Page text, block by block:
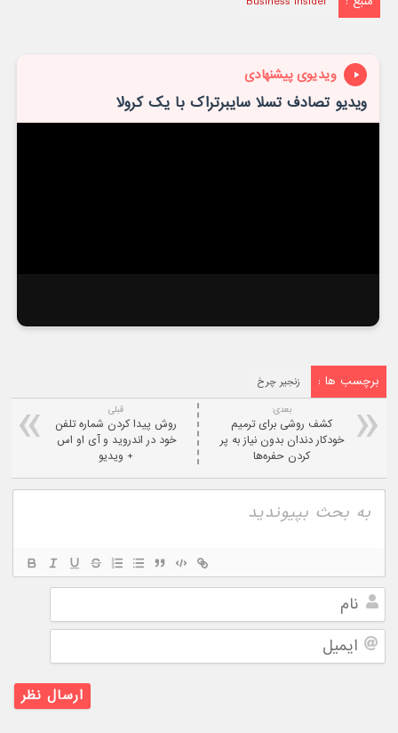
ویدیوی پیشنهادی
ویدیو تصادف تسلا سایبرتراک با یک کرولا
برچسب ها : زنجیر چرخ
قبلی
روش پیدا کردن شماره تلفن
خود در اندروید و آی او اس
+ ویدیو
بعدی:
کشف روشی برای ترمیم
خودکار دندان بدون نیاز به پر
کردن حفره‌‎ها
ایمیل